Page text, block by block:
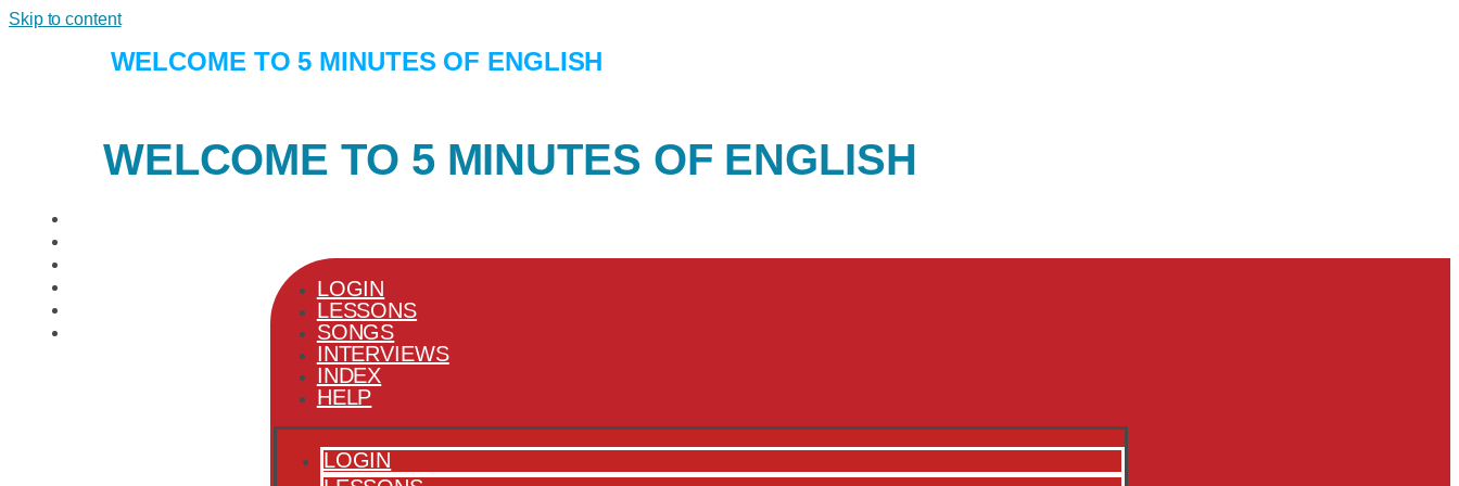
Skip to content
WELCOME TO 5 MINUTES OF ENGLISH
WELCOME TO 5 MINUTES OF ENGLISH
LOGIN
LESSONS
SONGS
INTERVIEWS
INDEX
HELP
LOGIN